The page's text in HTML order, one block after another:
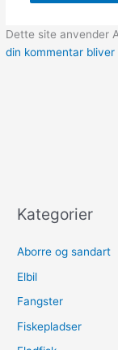
Dette site anvender
din kommentar
Kategorier
Aborre og sandart
Elbil
Fangster
Fiskepladser